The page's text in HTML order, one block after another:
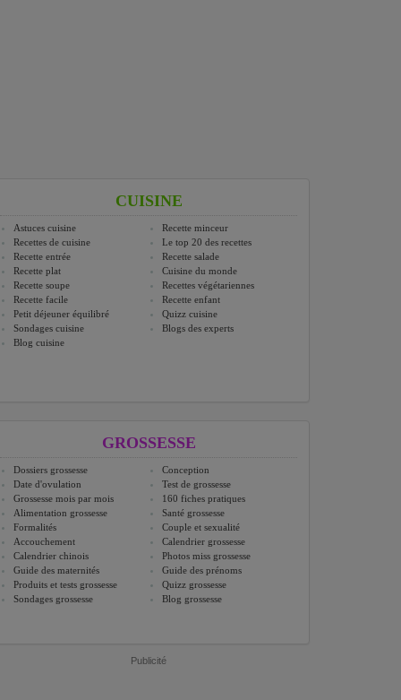
CUISINE
Astuces cuisine
Recette minceur
Recettes de cuisine
Le top 20 des recettes
Recette entrée
Recette salade
Recette plat
Cuisine du monde
Recette soupe
Recettes végétariennes
Recette facile
Recette enfant
Petit déjeuner équilibré
Quizz cuisine
Sondages cuisine
Blogs des experts
Blog cuisine
GROSSESSE
Dossiers grossesse
Conception
Date d'ovulation
Test de grossesse
Grossesse mois par mois
160 fiches pratiques
Alimentation grossesse
Santé grossesse
Formalités
Couple et sexualité
Accouchement
Calendrier grossesse
Calendrier chinois
Photos miss grossesse
Guide des maternités
Guide des prénoms
Produits et tests grossesse
Quizz grossesse
Sondages grossesse
Blog grossesse
Publicité